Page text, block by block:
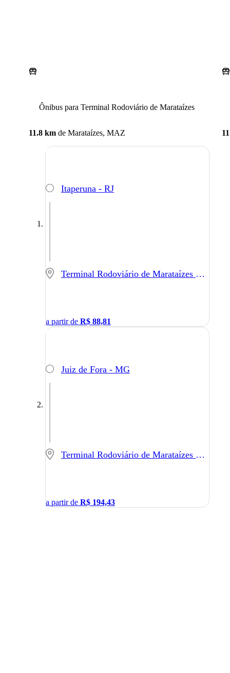
Ônibus para Terminal Rodoviário de Marataízes
11.8 km de Marataízes, MAZ
Itaperuna - RJ
Terminal Rodoviário de Marataízes - Marataízes - ES
a partir de R$ 88,81
Juiz de Fora - MG
Terminal Rodoviário de Marataízes - Marataízes - ES
a partir de R$ 194,43